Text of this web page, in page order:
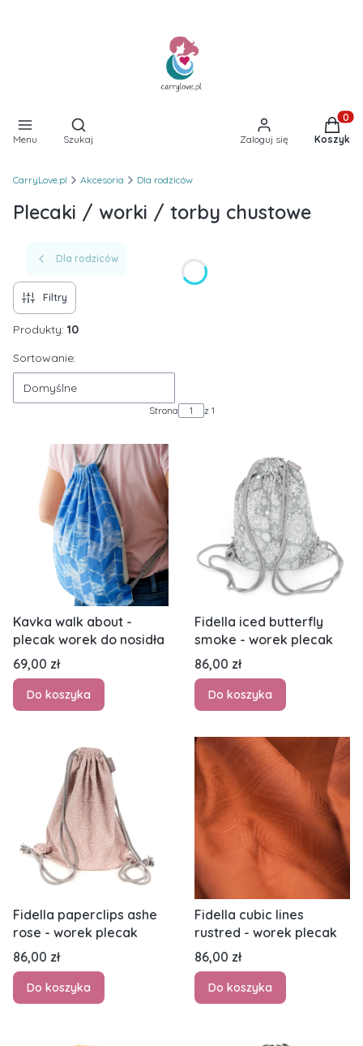
Menu
Otwórz wyszukiwarkę
Szukaj Zaloguj się Koszyk
CarryLove.pl Akcesoria Dla rodziców
Plecaki / worki / torby chustowe
Dla rodziców
Filtry
Produkty: 10
Lista produktów
Sortowanie:
Domyślne
Strona z 1
Kavka walk about -
plecak worek do nosidła
Cena
69,00 zł
Do koszyka
Fidella iced butterfly
smoke - worek plecak
Cena
86,00 zł
Do koszyka
Fidella paperclips ashe
rose - worek plecak
Cena
86,00 zł
Do koszyka
Fidella cubic lines
rustred - worek plecak
Cena
86,00 zł
Do koszyka